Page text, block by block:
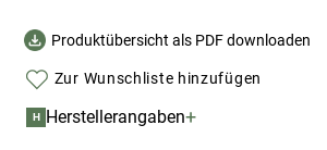
Produktübersicht als PDF downloaden
Zur Wunschliste hinzufügen
H Herstellerangaben+